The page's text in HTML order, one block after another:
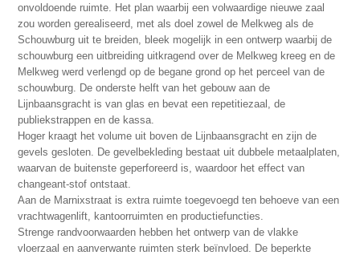
onvoldoende ruimte. Het plan waarbij een volwaardige nieuwe zaal
zou worden gerealiseerd, met als doel zowel de Melkweg als de
Schouwburg uit te breiden, bleek mogelijk in een ontwerp waarbij de
schouwburg een uitbreiding uitkragend over de Melkweg kreeg en de
Melkweg werd verlengd op de begane grond op het perceel van de
schouwburg. De onderste helft van het gebouw aan de
Lijnbaansgracht is van glas en bevat een repetitiezaal, de
publiekstrappen en de kassa.
Hoger kraagt het volume uit boven de Lijnbaansgracht en zijn de
gevels gesloten. De gevelbekleding bestaat uit dubbele metaalplaten,
waarvan de buitenste geperforeerd is, waardoor het effect van
changeant-stof ontstaat.
Aan de Marnixstraat is extra ruimte toegevoegd ten behoeve van een
vrachtwagenlift, kantoorruimten en productiefuncties.
Strenge randvoorwaarden hebben het ontwerp van de vlakke
vloerzaal en aanverwante ruimten sterk beïnvloed. De beperkte